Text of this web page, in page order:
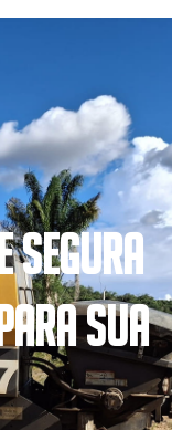
SEGURA
SUA